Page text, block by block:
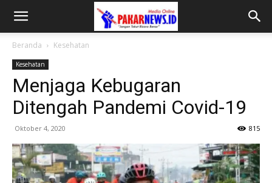
Beranda Kesehatan
Kesehatan
Menjaga Kebugaran
Ditengah Pandemi Covid-19
Oktober 4, 2020 815